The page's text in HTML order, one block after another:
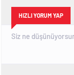
HIZLI YORUM YAP